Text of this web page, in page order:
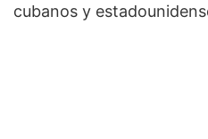
cubanos y